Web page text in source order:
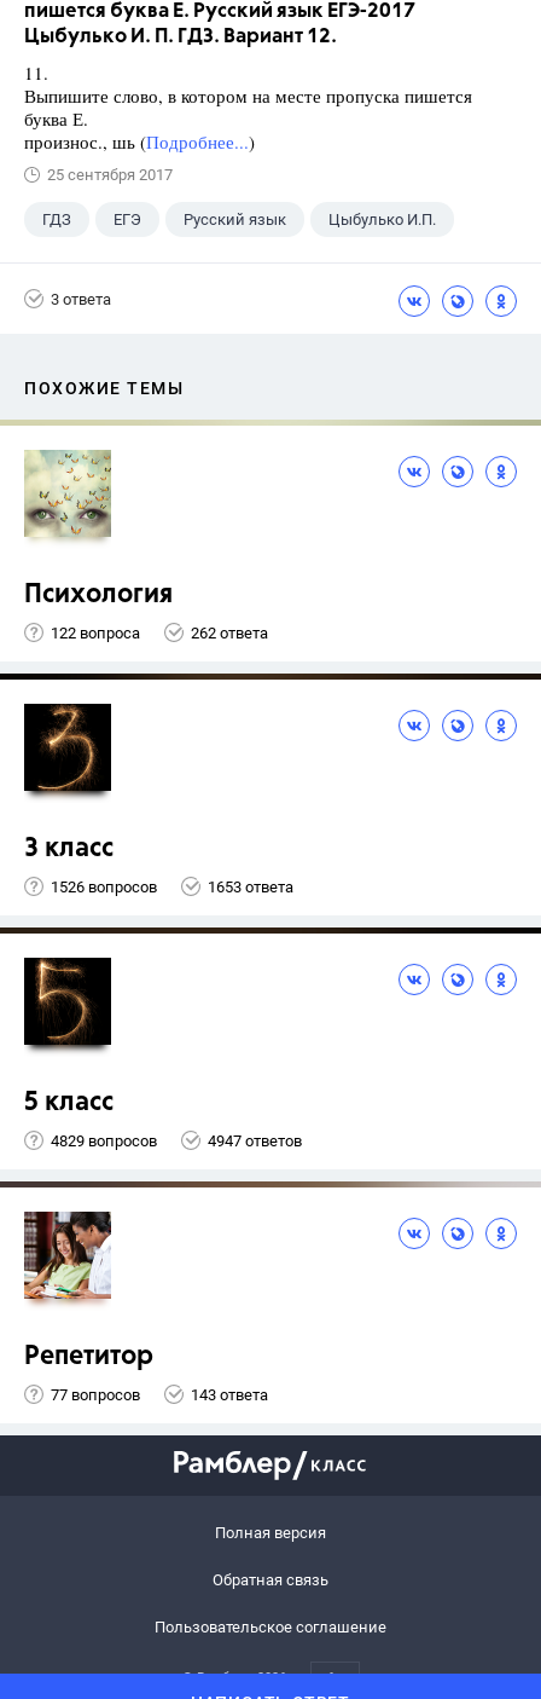
пишется буква Е. Русский язык ЕГЭ-2017
Цыбулько И. П. ГДЗ. Вариант 12.
11.
Выпишите слово, в котором на месте пропуска пишется
буква Е.
произнос., шь (Подробнее...)
25 сентября 2017
ГДЗ ЕГЭ Русский язык Цыбулько И.П.
3 ответа
ПОХОЖИЕ ТЕМЫ
Психология
122 вопроса 262 ответа
3 класс
1526 вопросов 1653 ответа
5 класс
4829 вопросов 4947 ответов
Репетитор
77 вопросов 143 ответа
Полная версия
Обратная связь
Пользовательское соглашение
© Рамблер,2026 6+